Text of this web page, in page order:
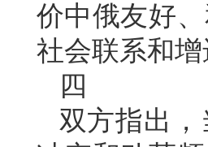
价中俄友好
社会联系和
四
双方指出